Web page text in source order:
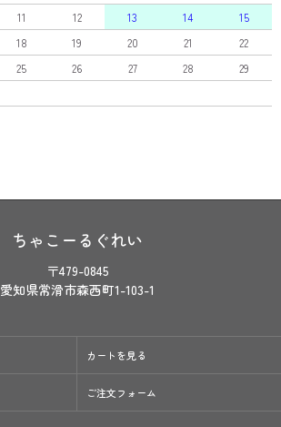
11 12 13 14
15
18 19 20 21
22
25 26 27 28
29
ちゃこーるぐれい
〒479-0845
愛知県常滑市森西町1-103-1
カートを見る
ご注文フォーム